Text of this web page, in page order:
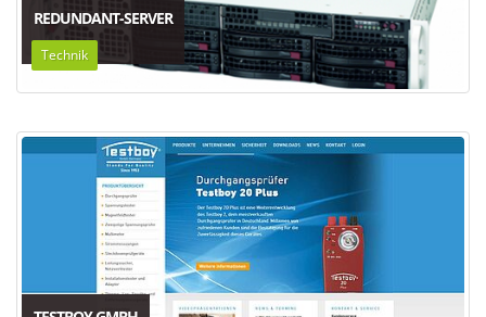
REDUNDANT-SERVER
Technik